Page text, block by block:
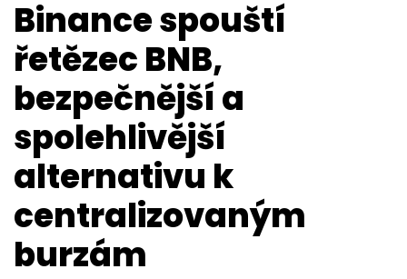
Binance spouští
řetězec BNB,
bezpečnější a
spolehlivější
alternativu k
centralizovaným
burzám